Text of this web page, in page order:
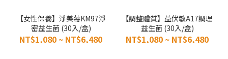
【女性保養】淨美莓KM97淨
密益生菌 (30入/盒)
NT$1,080 ~ NT$6,480
【調整體質】益伏敏A17調理
益生菌 (30入/盒)
NT$1,080 ~ NT$6,480